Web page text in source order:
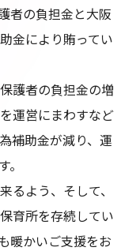
者の負担金と大阪
金により賄ってい
護者の負担金の増
運営にまわすなど
補助金が減り、運
るよう、そして、
育所を存続してい
暖かいご支援をお